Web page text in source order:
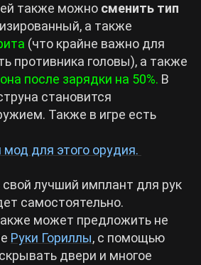
также можно сменить тип
а также
(что крайне важно для
противника головы), а также
после зарядки на 50%. В
становится
Также в игре есть
мод для этого орудия.
лучший имплант для рук
самостоятельно.
может предложить не
Руки Гориллы, с помощью
двери и многое